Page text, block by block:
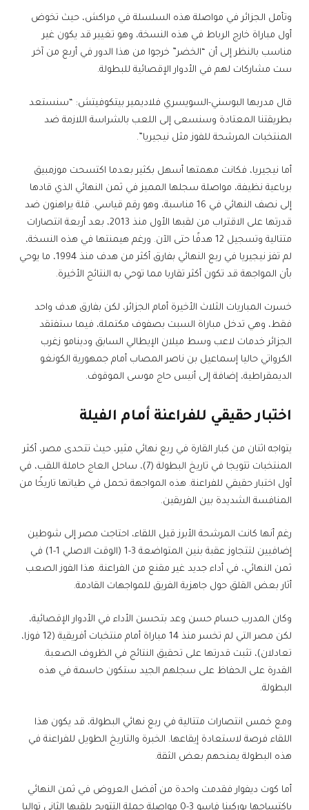
وتأمل الجزائر في مواصلة هذه السلسلة في مراكش، حيث تخوض
أول مباراة خارج الرباط في هذه النسخة، وهو تغيير قد يكون غير
مناسب بالنظر إلى أن “الخضر” خرجوا من هذا الدور في أربع من آخر
ست مشاركات لهم في الأدوار الإقصائية للبطولة.
قال مدربها البوسني-السويسري فلاديمير بيتكوفيتش: “سنستعد
بطريقتنا المعتادة وسنسعى إلى اللعب بالشراسة اللازمة ضد
المنتخبات المرشحة للفوز مثل نيجيريا”.
أما نيجيريا، فكانت مهمتها أسهل بكثير بعدما اكتسحت موزمبيق
برباعية نظيفة، مواصلة سجلها المميز في ثمن النهائي الذي قادها
إلى نصف النهائي في 16 مناسبة، وهو رقم قياسي. قلة يراهنون ضد
قدرتها على الاقتراب من لقبها الأول منذ 2013، بعد أربعة انتصارات
متتالية وتسجيل 12 هدفًا حتى الآن. ورغم هيمنتها في هذه النسخة،
لم تفز نيجيريا في ربع النهائي بفارق أكثر من هدف منذ 1994، ما يوحي
بأن المواجهة قد تكون أكثر تقاربا مما توحي به النتائج الأخيرة.
خسرت المباريات الثلاث الأخيرة أمام الجزائر، لكن بفارق هدف واحد
فقط، وهي تدخل مباراة السبت بصفوف مكتملة، فيما ستفتقد
الجزائر خدمات لاعب وسط ميلان الإيطالي السابق ودينامو زغرب
الكرواتي حاليا إسماعيل بن ناصر المصاب أمام جمهورية الكونغو
الديمقراطية، إضافة إلى أنيس حاج موسى الموقوف.
اختبار حقيقي للفراعنة أمام الفيلة
يتواجه اثنان من كبار القارة في ربع نهائي مثير، حيث تتحدى مصر، أكثر
المنتخبات تتويجا في تاريخ البطولة (7)، ساحل العاج حاملة اللقب، في
أول اختبار حقيقي للفراعنة. هذه المواجهة تحمل في طياتها تاريخًا من
المنافسة الشديدة بين الفريقين.
رغم أنها كانت المرشحة الأبرز قبل اللقاء، احتاجت مصر إلى شوطين
إضافيين لتتجاوز عقبة بنين المتواضعة 3-1 (الوقت الاصلي 1-1) في
ثمن النهائي، في أداء جديد غير مقنع من الفراعنة. هذا الفوز الصعب
أثار بعض القلق حول جاهزية الفريق للمواجهات القادمة.
وكان المدرب حسام حسن وعد بتحسن الأداء في الأدوار الإقصائية،
لكن مصر التي لم تخسر منذ 14 مباراة أمام منتخبات أفريقية (12 فوزا،
تعادلان)، تثبت قدرتها على تحقيق النتائج في الظروف الصعبة.
القدرة على الحفاظ على سجلهم الجيد ستكون حاسمة في هذه
البطولة.
ومع خمس انتصارات متتالية في ربع نهائي البطولة، قد يكون هذا
اللقاء فرصة لاستعادة إيقاعها. الخبرة والتاريخ الطويل للفراعنة في
هذه البطولة يمنحهم بعض الثقة.
أما كوت ديفوار فقدمت واحدة من أفضل العروض في ثمن النهائي
باكتساحها بوركينا فاسو 3-0 مواصلة حملة التتويج بلقبها الثاني تواليا